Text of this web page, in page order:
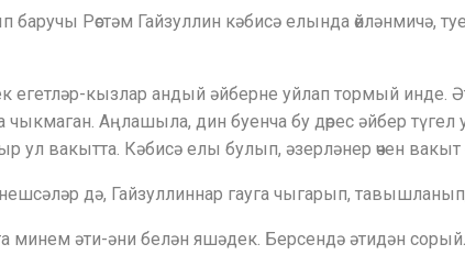
баручы Рөстәм Гайзуллин кәбисә елында өйләнмичә,
егетләр-кызлар андый әйберне уйлап тормый инде.
Аңлашыла, дин буенча бу дөрес әйбер түгел
ул вакытта. Кәбисә елы булып, әзерләнер өчен вакыт
дә, Гайзуллиннар гауга чыгарып,
минем әти-әни белән яшәдек. Берсендә әтидән